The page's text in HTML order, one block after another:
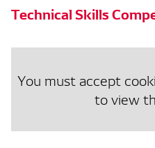
Technical Skills
You must accept
to view